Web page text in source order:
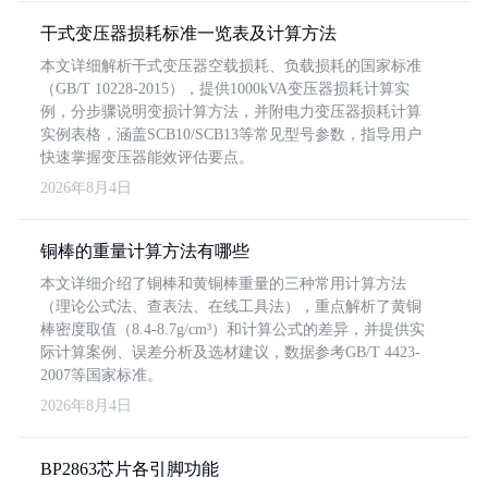
干式变压器损耗标准一览表及计算方法
本文详细解析干式变压器空载损耗、负载损耗的国家标准
（GB/T 10228-2015），提供1000kVA变压器损耗计算实
例，分步骤说明变损计算方法，并附电力变压器损耗计算
实例表格，涵盖SCB10/SCB13等常见型号参数，指导用户
快速掌握变压器能效评估要点。
2026年8月4日
铜棒的重量计算方法有哪些
本文详细介绍了铜棒和黄铜棒重量的三种常用计算方法
（理论公式法、查表法、在线工具法），重点解析了黄铜
棒密度取值（8.4-8.7g/cm³）和计算公式的差异，并提供实
际计算案例、误差分析及选材建议，数据参考GB/T 4423-
2007等国家标准。
2026年8月4日
BP2863芯片各引脚功能